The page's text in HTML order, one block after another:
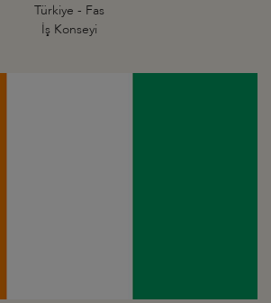
Türkiye - Fas
İş Konseyi